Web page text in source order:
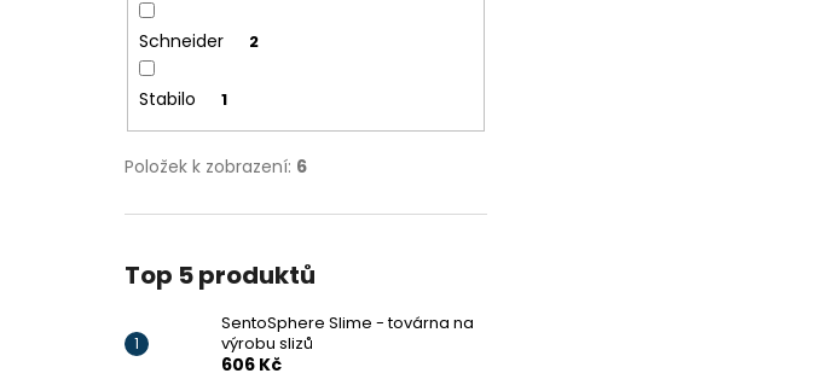
Schneider 2
Stabilo 1
Položek k zobrazení: 6
Top 5 produktů
SentoSphere Slime - továrna na
výrobu slizů
606 Kč